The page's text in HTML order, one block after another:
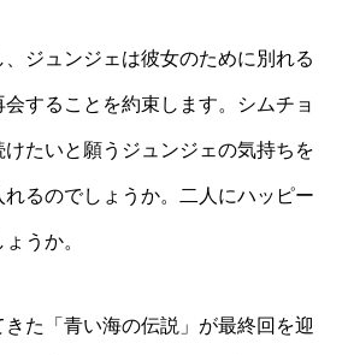
ジュンジェは彼女のために別れる
することを約束します。シムチョ
たいと願うジュンジェの気持ちを
るのでしょうか。二人にハッピー
うか。
た「青い海の伝説」が最終回を迎